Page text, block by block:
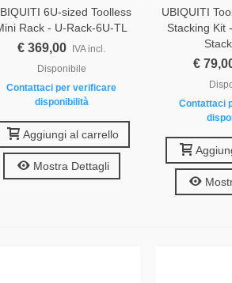
6U-sized Toolless
Rack - U-Rack-6U-TL
€ 369,00
IVA incl.
Disponibile
Contattaci per verificare
disponibilità
Aggiungi al carrello
Mostra Dettagli
UBIQUITI
Stacking Kit
€
Contattaci